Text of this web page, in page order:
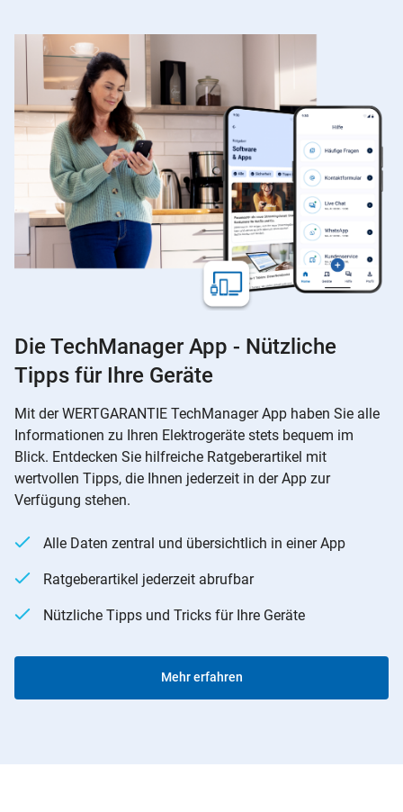
Die TechManager App - Nützliche
Tipps für Ihre Geräte
Mit der WERTGARANTIE TechManager App haben Sie alle
Informationen zu Ihren Elektrogeräte stets bequem im
Blick. Entdecken Sie hilfreiche Ratgeberartikel mit
wertvollen Tipps, die Ihnen jederzeit in der App zur
Verfügung stehen.
Alle Daten zentral und übersichtlich in einer App
Ratgeberartikel jederzeit abrufbar
Nützliche Tipps und Tricks für Ihre Geräte
Mehr erfahren